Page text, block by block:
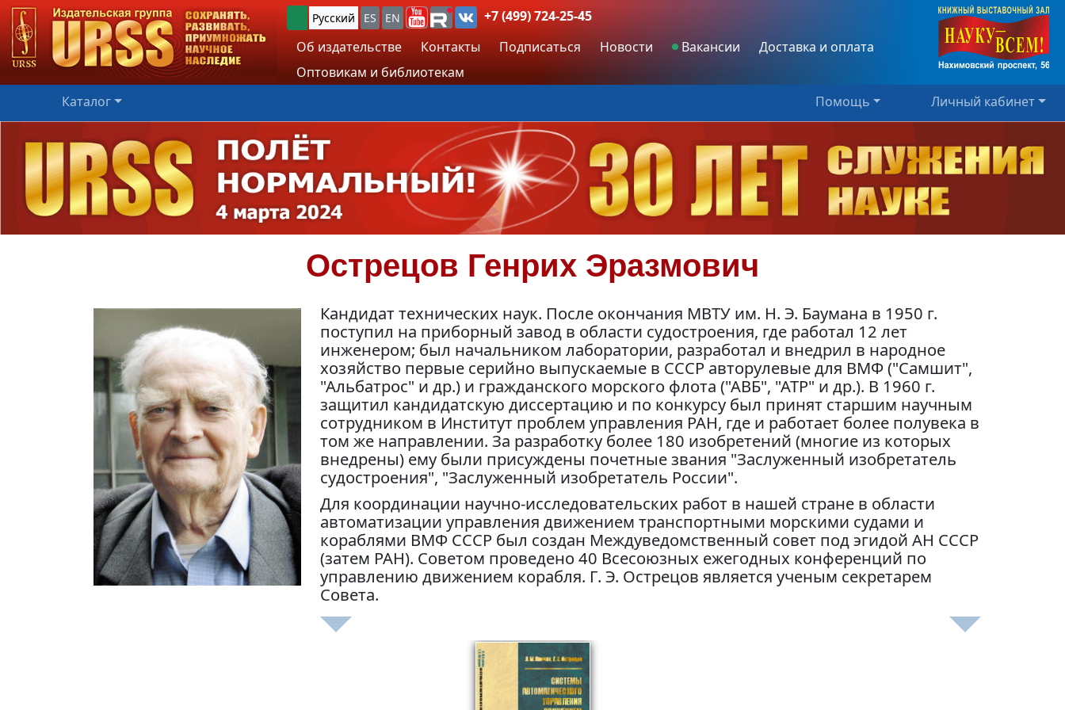
Русский ES EN
+7 (499) 724-25-45
Об издательстве
Контакты Подписаться Новости Вакансии
Доставка и оплата
Оптовикам и библиотекам
Каталог
Помощь Личный кабинет
Острецов Генрих Эразмович
Кандидат технических наук. После окончания МВТУ им. Н. Э. Баумана в 1950 г.
поступил на приборный завод в области судостроения, где работал 12 лет
инженером; был начальником лаборатории, разработал и внедрил в народное
хозяйство первые серийно выпускаемые в СССР авторулевые для ВМФ ("Самшит",
"Альбатрос" и др.) и гражданского морского флота ("АВБ", "АТР" и др.). В 1960 г.
защитил кандидатскую диссертацию и по конкурсу был принят старшим научным
сотрудником в Институт проблем управления РАН, где и работает более полувека в
том же направлении. За разработку более 180 изобретений (многие из которых
внедрены) ему были присуждены почетные звания "Заслуженный изобретатель
судостроения", "Заслуженный изобретатель России".
Для координации научно-исследовательских работ в нашей стране в области
автоматизации управления движением транспортными морскими судами и
кораблями ВМФ СССР был создан Междуведомственный совет под эгидой АН СССР
(затем РАН). Советом проведено 40 Всесоюзных ежегодных конференций по
управлению движением корабля. Г. Э. Острецов является ученым секретарем
Совета.